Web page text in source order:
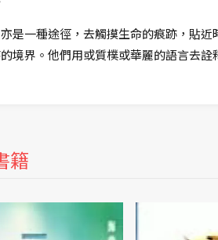
是一種途徑，去觸摸生命的痕跡，貼
境界。他們用或質樸或華麗的語言去
籍